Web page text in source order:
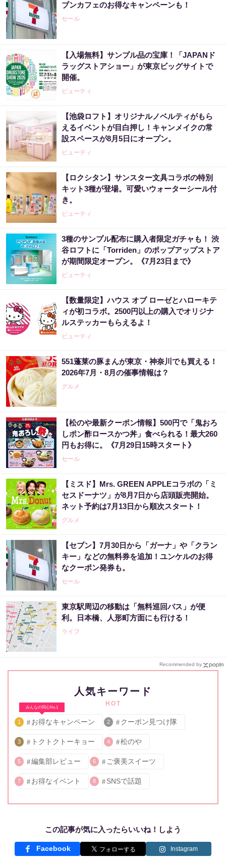
ブンカフェのお得なキャンペーンも！
セール
【入場無料】サンプル品の宝庫！「JAPANド
ラッグストアショー」が東京ビッグサイトで
開催。
ビューティ
【池袋ロフト】オリジナルノベルティがもら
えるイベントが目白押し！キャンメイクの常
設スペースが8月5日にオープン。
ビューティ
【ロクシタン】サンスター文具コラボの特別
キット3種が登場。可愛いウォーターシール付
き。
ビューティ
3種のサンプル配布に購入者限定ガチャも！ 渋
谷ロフトに「Torriden」のポップアップストア
が期間限定オープン。《7月23日まで》
ビューティ
【数量限定】ハウス オブ ローゼとハローキテ
ィが初コラボ。2500円以上の購入でオリジナ
ルステッカーもらえるよ！
ビューティ
551蓬莱の豚まんが東京・神奈川でも買える！
2026年7月・8月の催事情報は？
グルメ
【松のや最新クーポン情報】500円で「鬼おろ
しポン酢ロースかつ丼」食べられる！最大260
円もお得に。《7月29日15時スタート》
セール
【ミスド】Mrs. GREEN APPLEコラボの「ミ
セスドーナツ」が8月7日から店頭販売開始。
ネット予約は7月13日から順次スタート！
グルメ
【セブン】7月30日から「ガーナ」や「クラン
キー」などの無料券を追加！ユンケルのお得
なクーポン発券も。
セール
東京駅周辺の移動は「無料巡回バス」が便
利。日本橋、人形町方面にも行ける！
ライフ
Recommended by
人気キーワード
HOT
みんなの関心No.1
1 お得なキャンペーン 2 クーポン見つけ隊
3 トクトクトーキョー 4 松のや
5 編集部レビュー 6 ご褒美スイーツ
7 お得なイベント 8 SNSで話題
この記事が気に入ったらいいね！しよう
Facebook Instagram